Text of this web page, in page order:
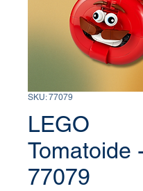
SKU: 77079
LEGO
Tomatoide
77079